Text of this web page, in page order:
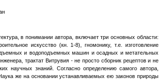
в понимании автора, включает три основных области:
искусство (кн. 1-8), гномонику, т.е. изготовление
и водоподъемных машин и осадных и метательных
трактат Витрувия - не просто сборник рецептов и не
научных знаний. Согласно определению самого автора,
же на основании устанавливаемых ею законов природы